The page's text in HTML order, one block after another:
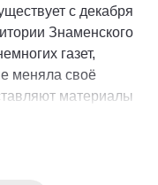
с декабря
Знаменского
газет,
меняла своё
материалы
и